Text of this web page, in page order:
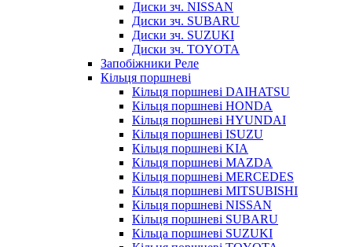
Диски зч. NISSAN
Диски зч. SUBARU
Диски зч. SUZUKI
Диски зч. TOYOTA
Запобіжники Реле
Кільця поршневі
Кільця поршневі DAIHATSU
Кільця поршневі HONDA
Кільця поршневі HYUNDAI
Кільця поршневі ISUZU
Кільця поршневі KIA
Кільця поршневі MAZDA
Кільця поршневі MERCEDES
Кільця поршневі MITSUBISHI
Кільця поршневі NISSAN
Кільця поршневі SUBARU
Кільца поршневі SUZUKI